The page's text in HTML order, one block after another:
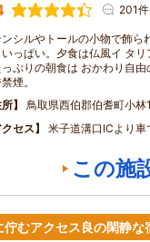
201件
ンシルやトールの小物で飾ら
いっぱい。夕食は仏風イ タ
っぷりの朝食は おかわり自
煙。
鳥取県西伯郡伯耆町小
クセス
米子道溝口ICより車
この施
佇むアクセス良の閑静